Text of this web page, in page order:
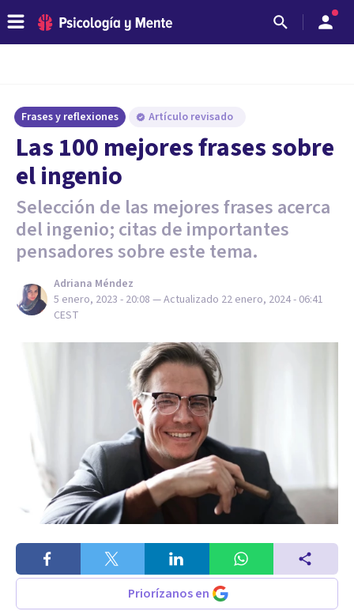
Frases y reflexiones Artículo revisado
Las 100 mejores frases sobre
el ingenio
Selección de las mejores frases acerca
del ingenio; citas de importantes
pensadores sobre este tema.
Adriana Méndez
5 enero, 2023 - 20:08 — Actualizado 22 enero, 2024 - 06:41
CEST
Priorízanos en